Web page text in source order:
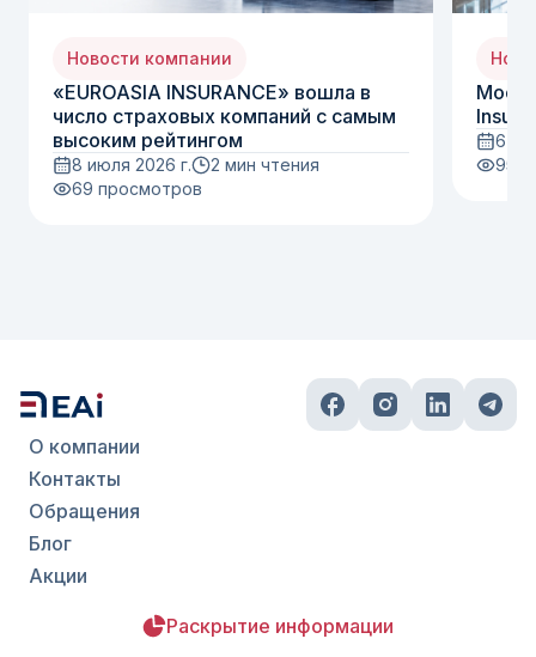
Новости компании
«EUROASIA INSURANCE» вошла в
число страховых компаний с самым
высоким рейтингом
8 июля 2026 г.
2 мин чтения
69 просмотров
6
95
О компании
Контакты
Обращения
Блог
Акции
Раскрытие информации